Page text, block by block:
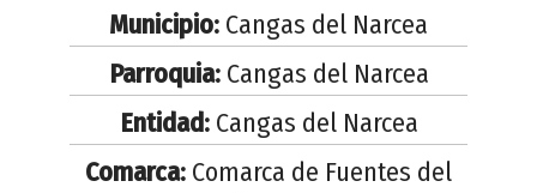
Municipio: Cangas del Narcea
Parroquia:Cangas del Narcea
Entidad:Cangas del Narcea
Comarca: Comarca de Fuentes del